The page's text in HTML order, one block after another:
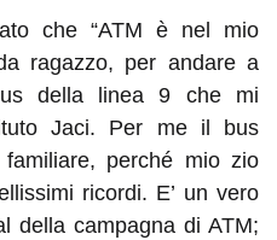
che “ATM è nel mio
ragazzo, per andare a
della linea 9 che mi
Jaci. Per me il bus
perché mio zio
ricordi. E’ un vero
della campagna di ATM;